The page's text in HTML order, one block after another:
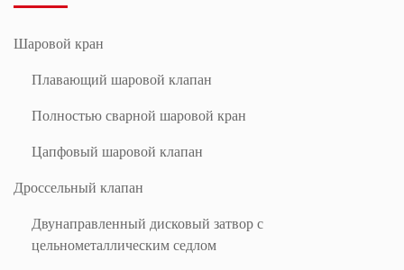
Шаровой кран
Плавающий шаровой клапан
Полностью сварной шаровой кран
Цапфовый шаровой клапан
Дроссельный клапан
Двунаправленный дисковый затвор с
цельнометаллическим седлом